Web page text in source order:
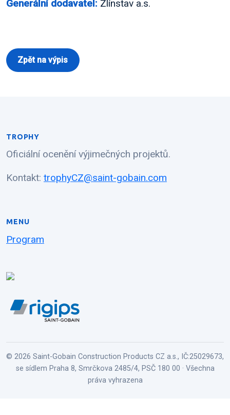
Generální dodavatel: Zlínstav a.s.
Zpět na výpis
TROPHY
Oficiální ocenění výjimečných projektů.
Kontakt: trophyCZ@saint-gobain.com
MENU
Program
© 2026 Saint-Gobain Construction Products CZ a.s., IČ:25029673,
se sídlem Praha 8, Smrčkova 2485/4, PSČ 180 00 · Všechna
práva vyhrazena